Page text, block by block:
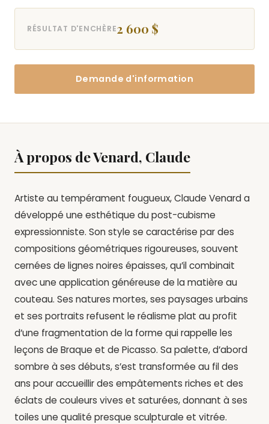
RÉSULTAT D'ENCHÈRE2 600 $
Demande d'information
À propos de Venard, Claude
Artiste au tempérament fougueux, Claude Venard a
développé une esthétique du post-cubisme
expressionniste. Son style se caractérise par des
compositions géométriques rigoureuses, souvent
cernées de lignes noires épaisses, qu’il combinait
avec une application généreuse de la matière au
couteau. Ses natures mortes, ses paysages urbains
et ses portraits refusent le réalisme plat au profit
d’une fragmentation de la forme qui rappelle les
leçons de Braque et de Picasso. Sa palette, d’abord
sombre à ses débuts, s’est transformée au fil des
ans pour accueillir des empâtements riches et des
éclats de couleurs vives et saturées, donnant à ses
toiles une qualité presque sculpturale et vitrée.